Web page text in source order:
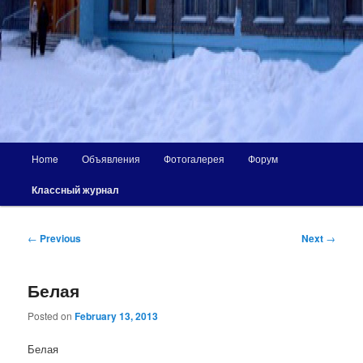
Home Объявления Фотогалерея Форум
Классный журнал
Post
← Previous Next →
Белая
Posted onFebruary 13, 2013
Белая